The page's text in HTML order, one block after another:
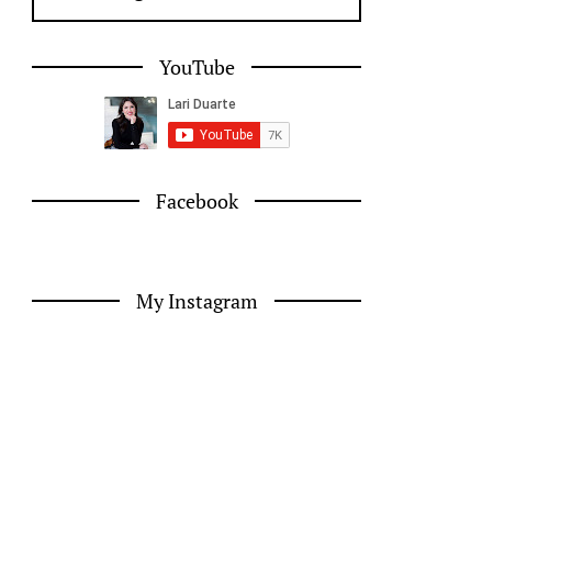
YouTube
Facebook
My Instagram